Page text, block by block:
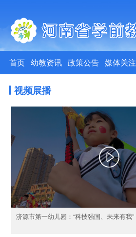
首页 幼教资讯 政策公告 媒体关注
视频展播
济源市第一幼儿园：“科技强国、未来有我”